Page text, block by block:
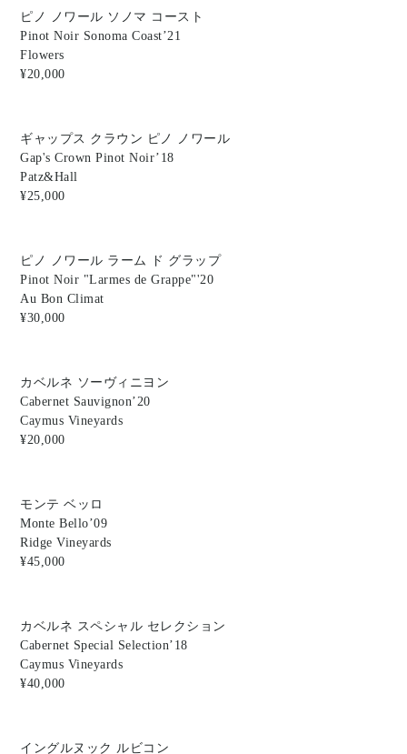
ピノ ノワール ソノマ コースト
Pinot Noir Sonoma Coast’21
Flowers
¥20,000
ギャップス クラウン ピノ ノワール
Gap's Crown Pinot Noir’18
Patz&Hall
¥25,000
ピノ ノワール ラーム ド グラップ
Pinot Noir "Larmes de Grappe"'20
Au Bon Climat
¥30,000
カベルネ ソーヴィニヨン
Cabernet Sauvignon’20
Caymus Vineyards
¥20,000
モンテ ベッロ
Monte Bello’09
Ridge Vineyards
¥45,000
カベルネ スペシャル セレクション
Cabernet Special Selection’18
Caymus Vineyards
¥40,000
イングルヌック ルビコン